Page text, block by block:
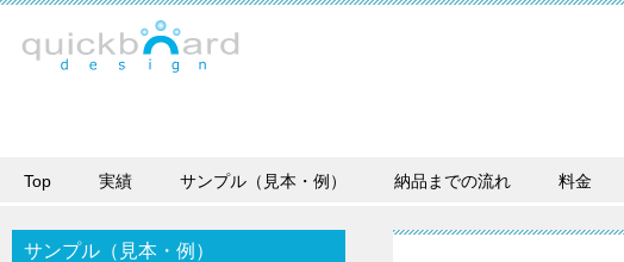
Top 実績 サンプル（見本・例） 納品までの流れ 料金
サンプル（見本・例）